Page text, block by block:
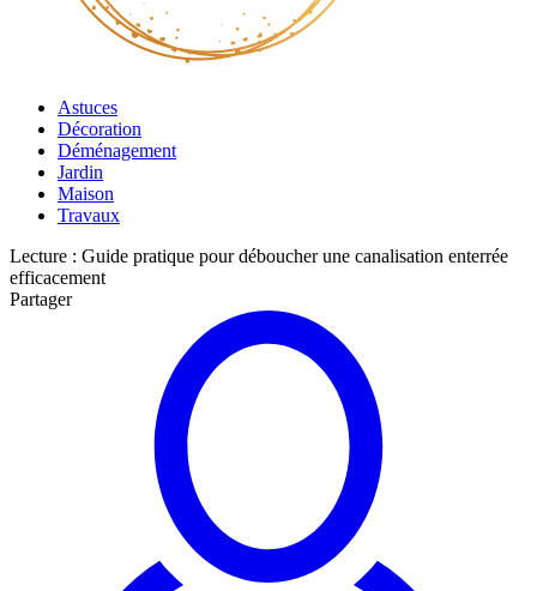
Astuces
Décoration
Déménagement
Jardin
Maison
Travaux
Lecture : Guide pratique pour déboucher une canalisation enterrée
efficacement
Partager